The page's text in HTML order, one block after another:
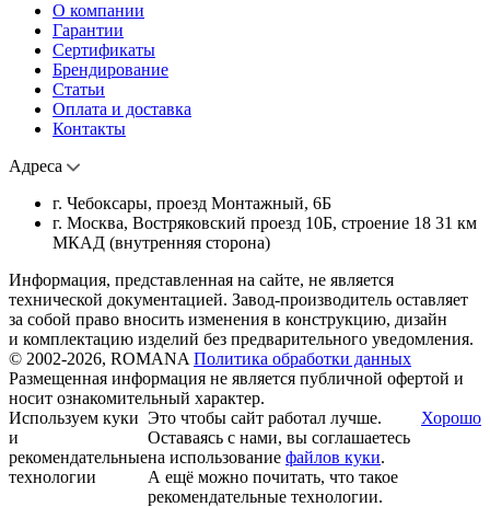
О компании
Гарантии
Сертификаты
Брендирование
Статьи
Оплата и доставка
Контакты
Адреса
г. Чебоксары, проезд Монтажный, 6Б
г. Москва, Востряковский проезд 10Б, строение 18 31 км
МКАД (внутренняя сторона)
Информация, представленная на сайте, не является
технической документацией. Завод-производитель оставляет
за собой право вносить изменения в конструкцию, дизайн
и комплектацию изделий без предварительного уведомления.
© 2002-2026, ROMANA Политика обработки данных
Размещенная информация не является публичной офертой и
носит ознакомительный характер.
Используем куки
и
рекомендательные
технологии
Это чтобы сайт работал лучше.
Оставаясь с нами, вы соглашаетесь
на использование файлов куки.
А ещё можно почитать, что такое
рекомендательные технологии.
Хорошо